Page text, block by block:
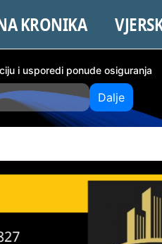
KRONIKA
i usporedi ponude osiguranja
Dalje